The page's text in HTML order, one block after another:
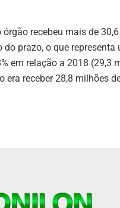
órgão recebeu mais de
do prazo, o que representa
em relação a 2018 (29,3
era receber 28,8 milhões